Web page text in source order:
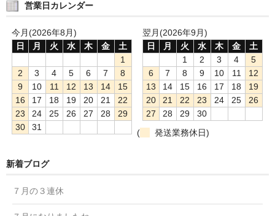
営業日カレンダー
今月(2026年8月)
日
月 火 水 木 金
土
1
2
3 4 5 6 7
8
9
10 11 12 13 14
15
16
17 18 19 20 21
22
23
24 25 26 27 28
29
30
31
翌月(2026年9月)
日
月 火 水 木 金
土
1
2 3 4
5
6
7 8 9 10 11
12
13
14 15 16 17 18
19
20
21 22 23 24 25
26
27
28 29
30
(
発送業務休日)
新着ブログ
７月の３連休